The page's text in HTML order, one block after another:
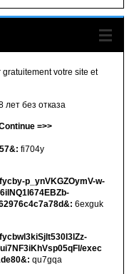
gratuitement votre site et
лет без отказа
=>>
fi704y
p_ynVKGZOymV-w-
6exguk
exec
qu7gqa